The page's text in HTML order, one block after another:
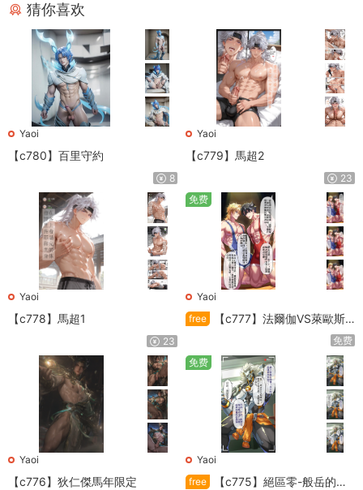
猜你喜欢
Yaoi
【c780】百里守約
8
Yaoi
【c779】馬超2
23
Yaoi
【c778】馬超1
23
Yaoi
free
【c777】法爾伽VS萊歐斯
免费
免费
Yaoi
【c776】狄仁傑馬年限定
Yaoi
free
【c775】絕區零-般岳的訓
免费